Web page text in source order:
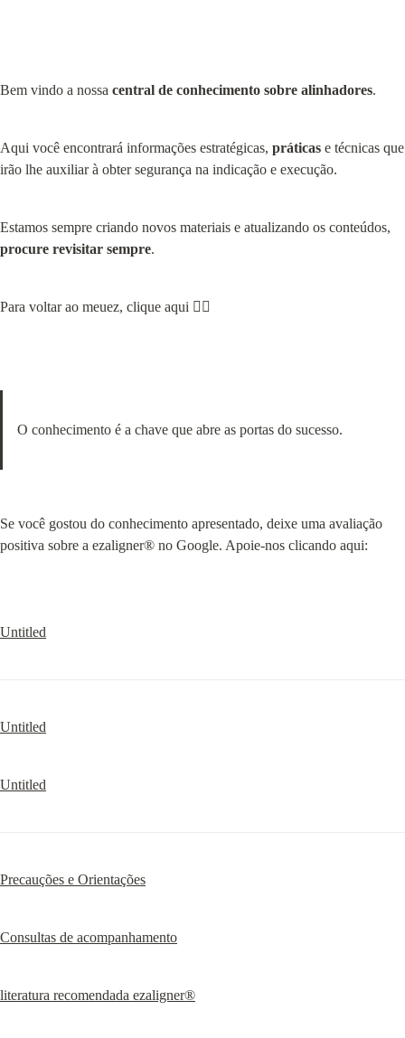
Bem vindo a nossa central de conhecimento sobre alinhadores.
Aqui você encontrará informações estratégicas, práticas e técnicas que
irão lhe auxiliar à obter segurança na indicação e execução.
procure revisitar sempre.
Para voltar ao meuez, clique aqui 👇🏻
O conhecimento é a chave que abre as portas do sucesso.
Se você gostou do conhecimento apresentado, deixe uma avaliação
positiva sobre a ezaligner® no Google. Apoie-nos clicando aqui:
Untitled
Untitled
Untitled
Precauções e Orientações
Consultas de acompanhamento
literatura recomendada ezaligner®